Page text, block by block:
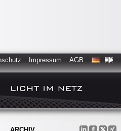
Impressum AGB